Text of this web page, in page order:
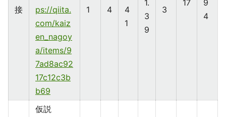
接
ps://qiita.
com/kaiz
en_nagoy
a/items/9
7ad8ac92
17c12c3b
b69
1
4
4
1
1.
3
9
3
17
9
4
仮説